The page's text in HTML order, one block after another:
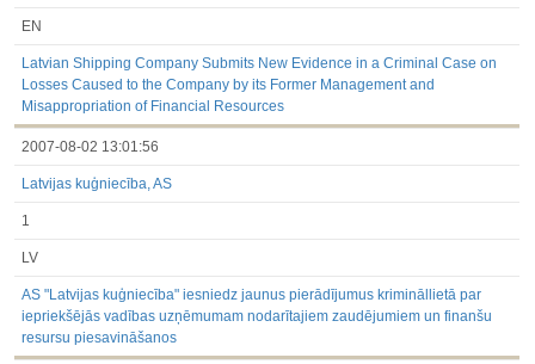
EN
Latvian Shipping Company Submits New Evidence in a Criminal Case on
Losses Caused to the Company by its Former Management and
Misappropriation of Financial Resources
2007-08-02 13:01:56
Latvijas kuģniecība, AS
1
LV
AS "Latvijas kuģniecība" iesniedz jaunus pierādījumus krimināllietā par
iepriekšējās vadības uzņēmumam nodarītajiem zaudējumiem un finanšu
resursu piesavināšanos